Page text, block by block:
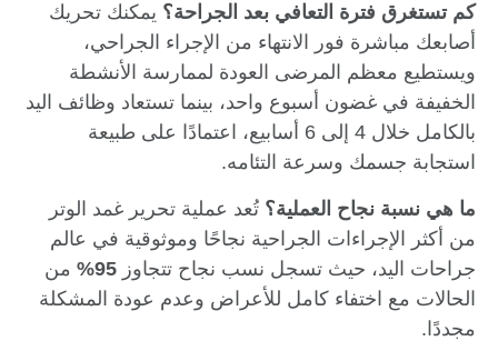
كم تستغرق فترة التعافي بعد الجراحة؟ يمكنك تحريك
أصابعك مباشرة فور الانتهاء من الإجراء الجراحي،
ويستطيع معظم المرضى العودة لممارسة الأنشطة
الخفيفة في غضون أسبوع واحد، بينما تستعاد وظائف اليد
بالكامل خلال 4 إلى 6 أسابيع، اعتمادًا على طبيعة
استجابة جسمك وسرعة التئامه.
ما هي نسبة نجاح العملية؟ تُعد عملية تحرير غمد الوتر
من أكثر الإجراءات الجراحية نجاحًا وموثوقية في عالم
جراحات اليد، حيث تسجل نسب نجاح تتجاوز 95%
من
الحالات مع اختفاء كامل للأعراض وعدم عودة المشكلة
مجددًا.